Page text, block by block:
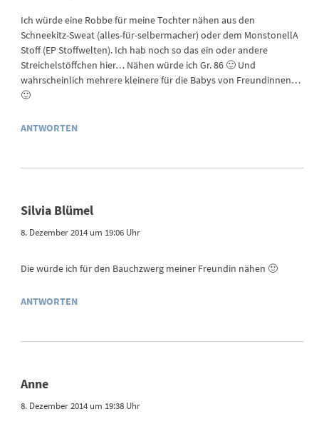
Ich würde eine Robbe für meine Tochter nähen aus den
Schneekitz-Sweat (alles-für-selbermacher) oder dem MonstonellA
Stoff (EP Stoffwelten). Ich hab noch so das ein oder andere
Streichelstöffchen hier… Nähen würde ich Gr. 86 🙂 Und
wahrscheinlich mehrere kleinere für die Babys von Freundinnen…
🙂
ANTWORTEN
Silvia Blümel
8. Dezember 2014 um 19:06 Uhr
Die würde ich für den Bauchzwerg meiner Freundin nähen 🙂
ANTWORTEN
Anne
8. Dezember 2014 um 19:38 Uhr